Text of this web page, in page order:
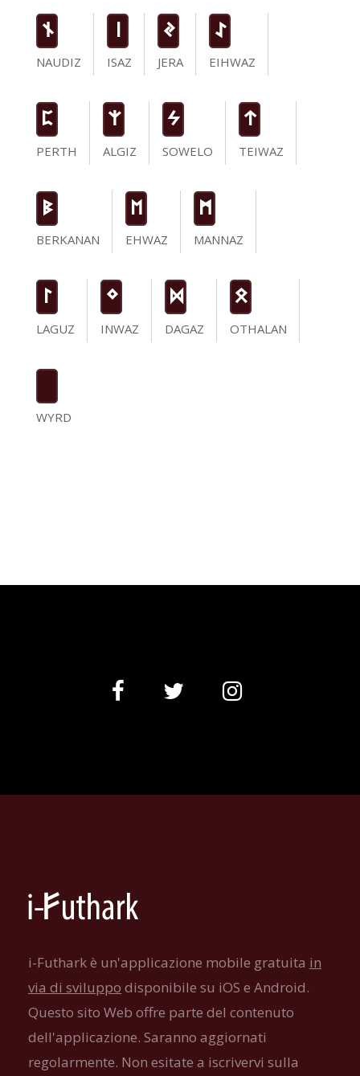
n
NAUDIZ
ISAZ
J
JERA
I
EIHWAZ
P
PERTH
Z
ALGIZ
S
SOWELO
t
TEIWAZ
B
BERKANAN
E
EHWAZ
M
MANNAZ
L
LAGUZ
N
INWAZ
D
DAGAZ
O
OTHALAN
WYRD
i-Futhark è un'applicazione mobile gratuita in
via di sviluppo disponibile su iOS e Android.
Questo sito Web offre parte del contenuto
dell'applicazione. Saranno aggiornati
regolarmente. Non esitate a iscrivervi sulla